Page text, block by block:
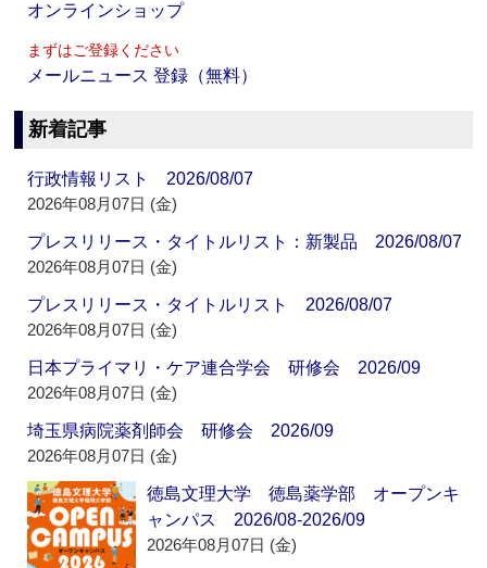
オンラインショップ
まずはご登録ください
メールニュース 登録（無料）
新着記事
行政情報リスト 2026/08/07
2026年08月07日 (金)
プレスリリース・タイトルリスト：新製品 2026/08/07
2026年08月07日 (金)
プレスリリース・タイトルリスト 2026/08/07
2026年08月07日 (金)
日本プライマリ・ケア連合学会 研修会 2026/09
2026年08月07日 (金)
埼玉県病院薬剤師会 研修会 2026/09
2026年08月07日 (金)
徳島文理大学 徳島薬学部 オープンキ
ャンパス 2026/08-2026/09
2026年08月07日 (金)